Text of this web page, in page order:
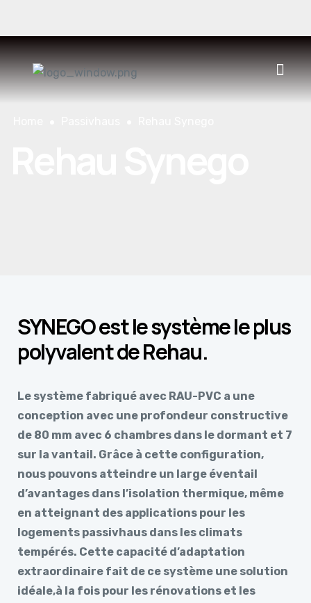
SYNEGO est le système le plus
polyvalent de Rehau.
Le système fabriqué avec RAU-PVC a une
conception avec une profondeur constructive
de 80 mm avec 6 chambres dans le dormant et 7
sur la vantail. Grâce à cette configuration,
nous pouvons atteindre un large éventail
d’avantages dans l’isolation thermique, même
en atteignant des applications pour les
logements passivhaus dans les climats
tempérés. Cette capacité d’adaptation
extraordinaire fait de ce système une solution
idéale,à la fois pour les rénovations et les